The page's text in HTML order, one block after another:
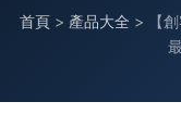
首頁 > 產品大全 > 【